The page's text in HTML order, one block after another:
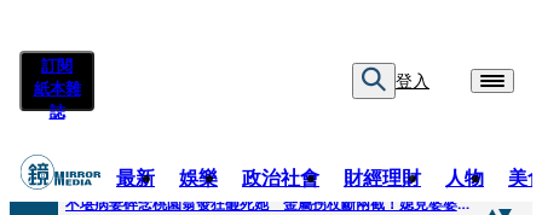
訂閱
紙本雜
誌
登入
最新 娛樂 政治社會 財經理財 人物 美
快訊
不堪病妻碎念桃園翁發狂砸死她 金屬拐杖斷兩截！媳見婆婆屍右臉全爛